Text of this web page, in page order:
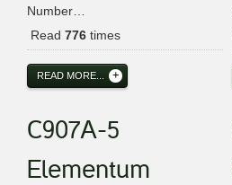
Number…
Read 776 times
READ MORE...
C907A-5
Elementum